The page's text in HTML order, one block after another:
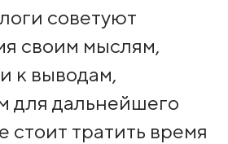
советуют
своим мыслям,
к выводам,
для дальнейшего
тратить время